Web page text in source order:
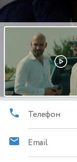
Телефон
Email